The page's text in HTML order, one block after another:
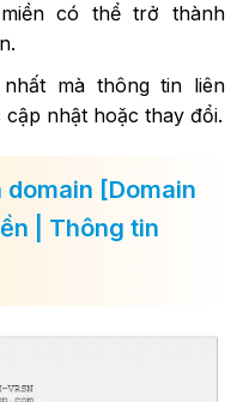
có thể trở thành
mà thông tin liên
nhật hoặc thay đổi.
domain [Domain
| Thông tin